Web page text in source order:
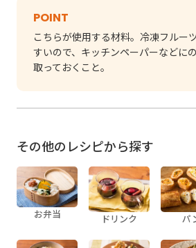
POINT
こちらが使用する材料。冷凍フルー
すいので、キッチンペーパーなどに
取っておくこと。
その他のレシピから探す
お弁当 ドリンク パ